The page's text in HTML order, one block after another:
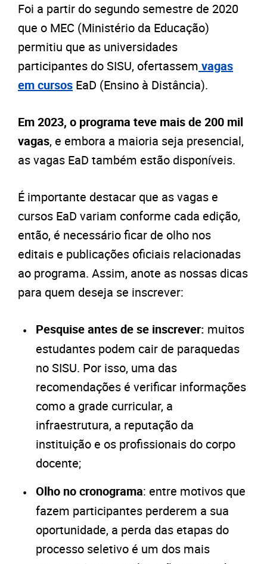
Foi a partir do segundo semestre de 2020
que o MEC (Ministério da Educação)
permitiu que as universidades
participantes do SISU, ofertassem vagas
em cursos EaD (Ensino à Distância).
Em 2023, o programa teve mais de 200 mil
vagas, e embora a maioria seja presencial,
as vagas EaD também estão disponíveis.
É importante destacar que as vagas e
cursos EaD variam conforme cada edição,
então, é necessário ficar de olho nos
editais e publicações oficiais relacionadas
ao programa. Assim, anote as nossas dicas
para quem deseja se inscrever:
Pesquise antes de se inscrever: muitos
estudantes podem cair de paraquedas
no SISU. Por isso, uma das
recomendações é verificar informações
como a grade curricular, a
infraestrutura, a reputação da
instituição e os profissionais do corpo
docente;
Olho no cronograma: entre motivos que
fazem participantes perderem a sua
oportunidade, a perda das etapas do
processo seletivo é um dos mais